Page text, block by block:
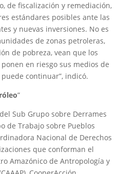
de fiscalización y remediación,
estándares posibles ante las
y nuevas inversiones. No es
de zonas petroleras,
de pobreza, vean que los
en riesgo sus medios de
continuar”, indicó.
”
Sub Grupo sobre Derrames
de Trabajo sobre Pueblos
Nacional de Derechos
que conforman el
Amazónico de Antropología y